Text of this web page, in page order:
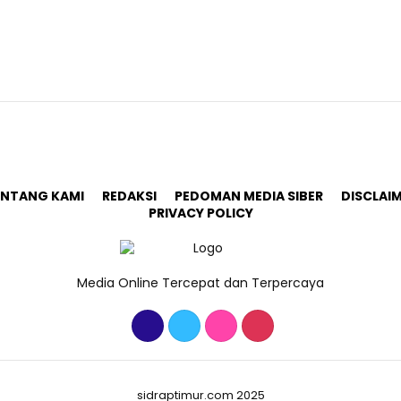
KAMI REDAKSI PEDOMAN MEDIA SIBER
PRIVACY POLICY
Media Online Tercepat dan Terpercaya
sidraptimur.com 2025